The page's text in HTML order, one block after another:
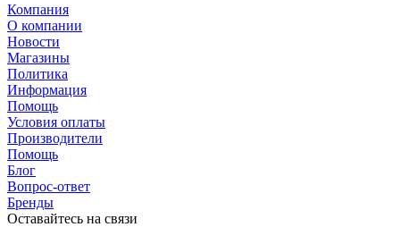
Компания
О компании
Новости
Магазины
Политика
Информация
Помощь
Условия оплаты
Производители
Помощь
Блог
Вопрос-ответ
Бренды
Оставайтесь на связи